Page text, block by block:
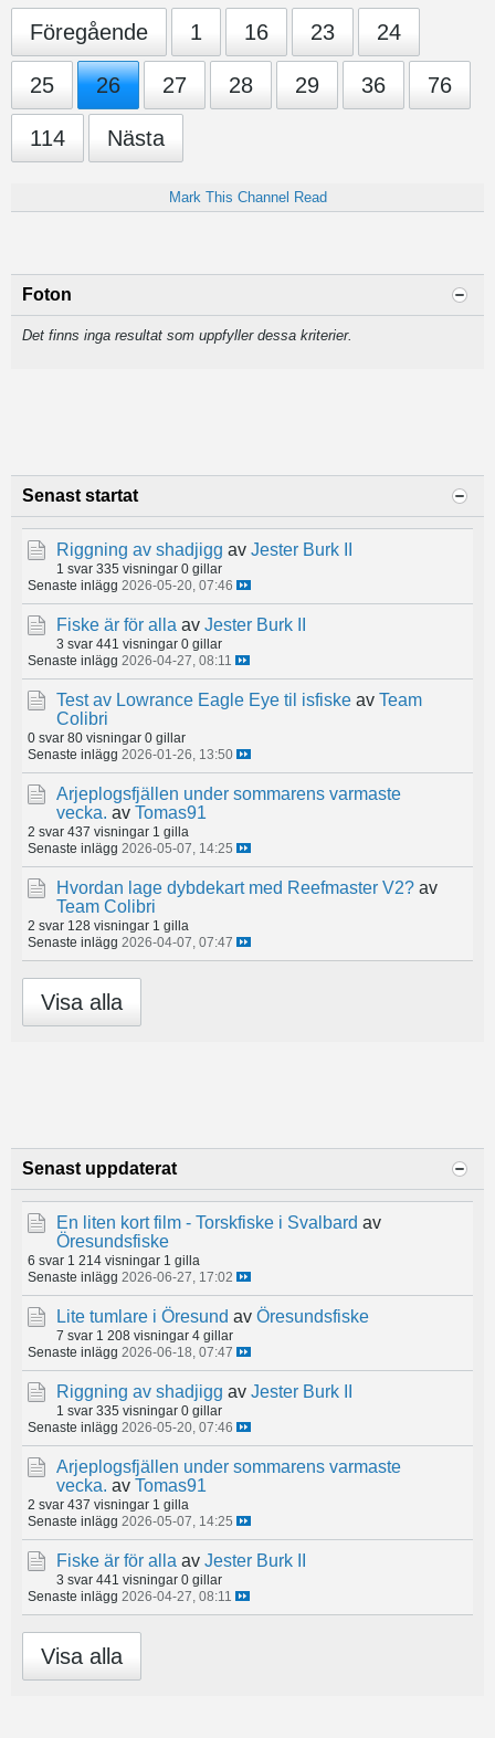
Föregående 1 16 23 24
25 26 27 28 29 36 76
114 Nästa
Mark This Channel Read
Foton
Det finns inga resultat som uppfyller dessa kriterier.
Senast startat
Riggning av shadjigg av Jester Burk II
1 svar 335 visningar 0 gillar
Senaste inlägg 2026-05-20, 07:46
Fiske är för alla av Jester Burk II
3 svar 441 visningar 0 gillar
Senaste inlägg 2026-04-27, 08:11
Test av Lowrance Eagle Eye til isfiske av Team
Colibri
0 svar 80 visningar 0 gillar
Senaste inlägg 2026-01-26, 13:50
Arjeplogsfjällen under sommarens varmaste
vecka. av Tomas91
2 svar 437 visningar 1 gilla
Senaste inlägg 2026-05-07, 14:25
Hvordan lage dybdekart med Reefmaster V2? av
Team Colibri
2 svar 128 visningar 1 gilla
Senaste inlägg 2026-04-07, 07:47
Visa alla
Senast uppdaterat
En liten kort film - Torskfiske i Svalbard av
Öresundsfiske
6 svar 1 214 visningar 1 gilla
Senaste inlägg 2026-06-27, 17:02
Lite tumlare i Öresund av Öresundsfiske
7 svar 1 208 visningar 4 gillar
Senaste inlägg 2026-06-18, 07:47
Riggning av shadjigg av Jester Burk II
1 svar 335 visningar 0 gillar
Senaste inlägg 2026-05-20, 07:46
Arjeplogsfjällen under sommarens varmaste
vecka. av Tomas91
2 svar 437 visningar 1 gilla
Senaste inlägg 2026-05-07, 14:25
Fiske är för alla av Jester Burk II
3 svar 441 visningar 0 gillar
Senaste inlägg 2026-04-27, 08:11
Visa alla